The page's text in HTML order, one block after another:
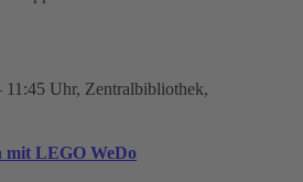
11:45 Uhr, Zentralbibliothek,
mit LEGO WeDo